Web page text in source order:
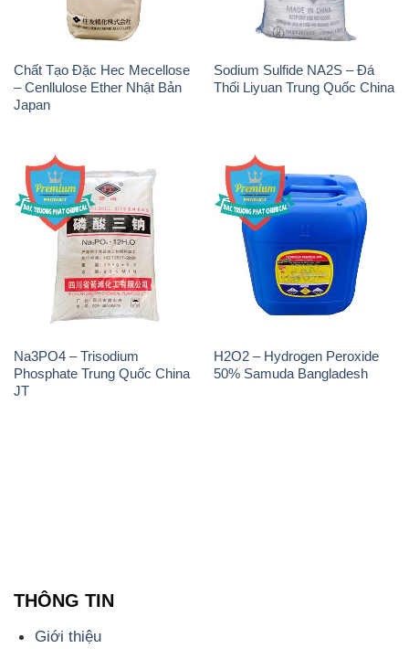
Chất Tạo Đặc Hec Mecellose
– Cenllulose Ether Nhật Bản
Japan
Sodium Sulfide NA2S – Đá
Thối Liyuan Trung Quốc China
Na3PO4 – Trisodium
Phosphate Trung Quốc China
JT
H2O2 – Hydrogen Peroxide
50% Samuda Bangladesh
THÔNG TIN
Giới thiệu